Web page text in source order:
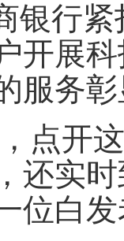
银行紧
开展
服务
点开
还实
位白